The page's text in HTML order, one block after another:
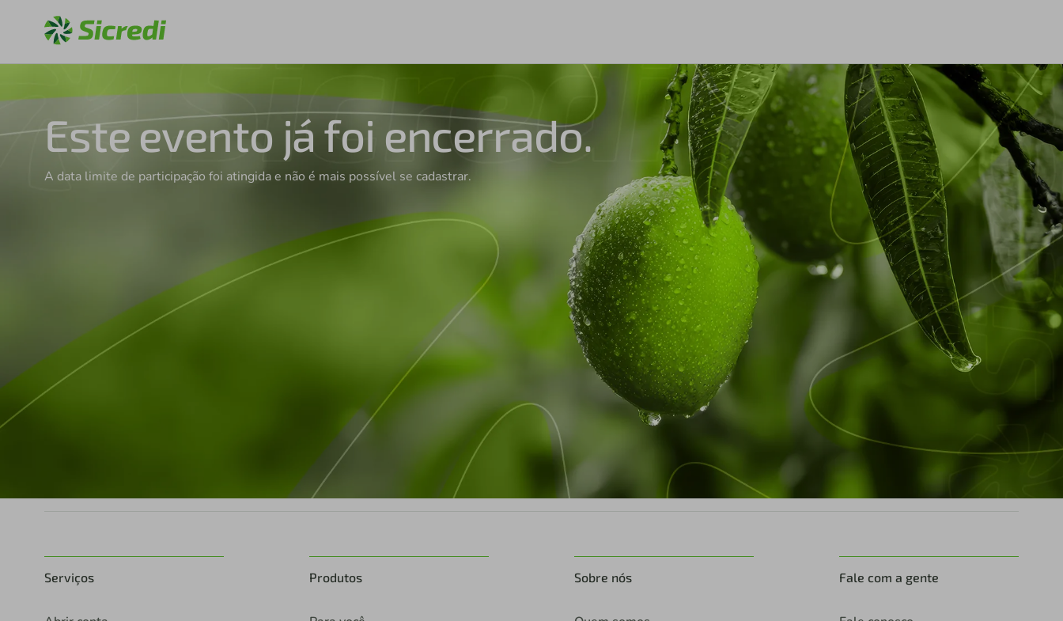
Este evento já foi encerrado.
A data limite de participação foi atingida e não é mais possível se cadastrar.
Serviços Produtos Sobre nós Fale com a gente